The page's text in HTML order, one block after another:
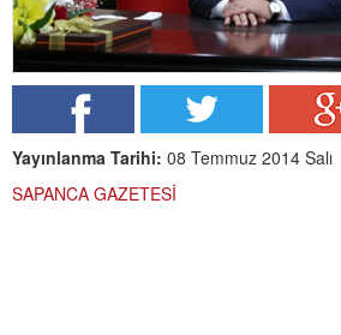
Yayınlanma Tarihi: 08 Temmuz 2014 Salı
SAPANCA GAZETESİ